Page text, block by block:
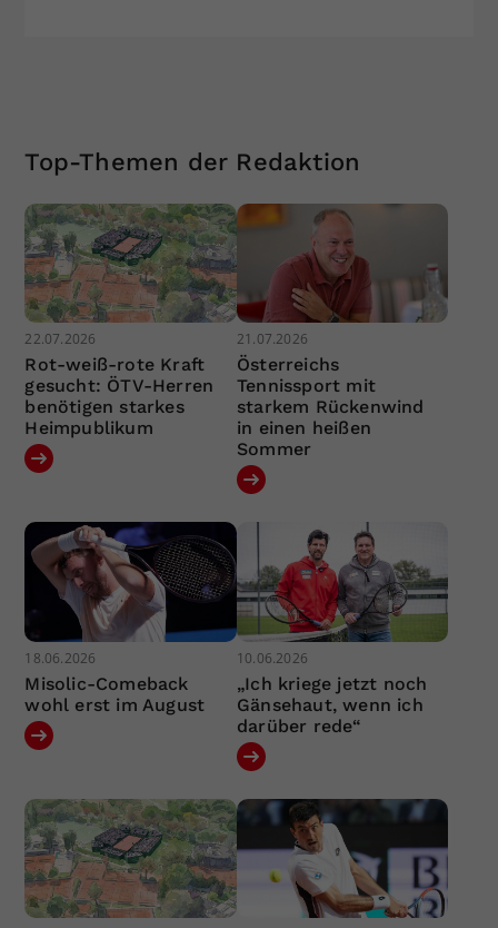
Top-Themen der Redaktion
22.07.2026
Rot-weiß-rote Kraft
gesucht: ÖTV-Herren
benötigen starkes
Heimpublikum
21.07.2026
Österreichs
Tennissport mit
starkem Rückenwind
in einen heißen
Sommer
18.06.2026
Misolic-Comeback
wohl erst im August
10.06.2026
„Ich kriege jetzt noch
Gänsehaut, wenn ich
darüber rede“